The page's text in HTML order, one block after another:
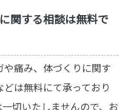
関する相談は無料で
や痛み、体づくりに関す
は無料にて承っており
切いたしませんので、お